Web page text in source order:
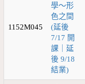
1152M045
學～形
色之間
(延後
7/17 開
課｜延
後 9/18
結業)